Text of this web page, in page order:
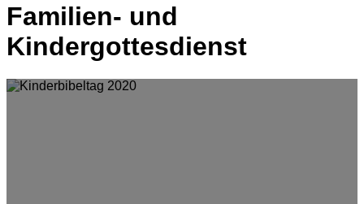
Familien- und
Kindergottesdienst